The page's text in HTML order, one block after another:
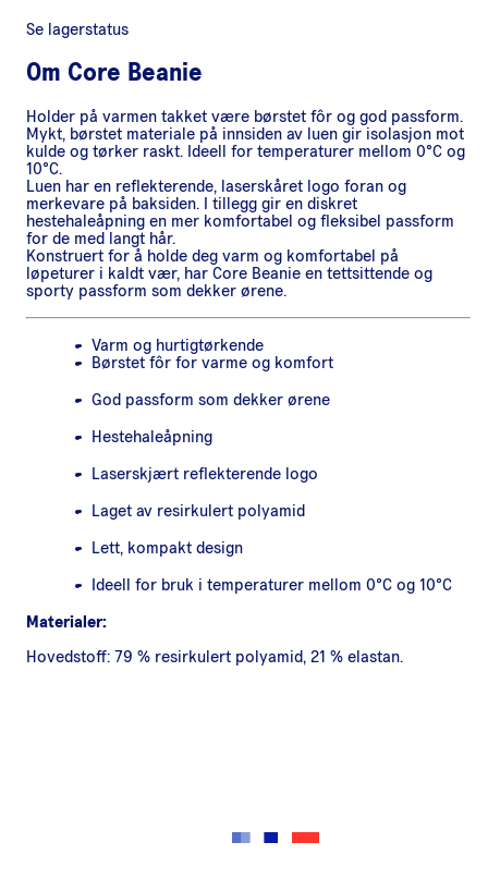
Se lagerstatus
Om Core Beanie
Holder på varmen takket være børstet fôr og god passform.
Mykt, børstet materiale på innsiden av luen gir isolasjon mot
kulde og tørker raskt. Ideell for temperaturer mellom 0°C og
10°C.
Luen har en reflekterende, laserskåret logo foran og
merkevare på baksiden. I tillegg gir en diskret
hestehaleåpning en mer komfortabel og fleksibel passform
for de med langt hår.
Konstruert for å holde deg varm og komfortabel på
løpeturer i kaldt vær, har Core Beanie en tettsittende og
sporty passform som dekker ørene.
Varm og hurtigtørkende
Børstet fôr for varme og komfort
God passform som dekker ørene
Hestehaleåpning
Laserskjært reflekterende logo
Laget av resirkulert polyamid
Lett, kompakt design
Ideell for bruk i temperaturer mellom 0°C og 10°C
Materialer:
Hovedstoff: 79 % resirkulert polyamid, 21 % elastan.